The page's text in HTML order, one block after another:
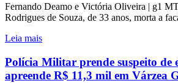
Fernando Deamo e Victória Oliveira | g1
Rodrigues de Souza, de 33 anos, morta a
Leia mais
Polícia Militar prende suspeito de
apreende R$ 11,3 mil em Várzea